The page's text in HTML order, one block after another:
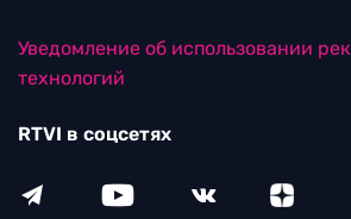
Уведомление об использовании
технологий
RTVI в соцсетях